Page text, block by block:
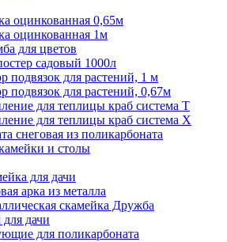
оцинкованная 0,65м
оцинкованная 1м
для цветов
садовый 1000л
подвязок для растений, 1 м
подвязок для растений, 0,67м
для теплицы краб система Т
для теплицы краб система Х
снеговая из поликарбоната
и столы
для дачи
арка из металла
скамейка Дружба
дачи
для поликарбоната